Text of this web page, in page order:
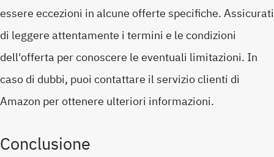
essere eccezioni in alcune offerte specifiche. Assicurati
di leggere attentamente i termini e le condizioni
dell'offerta per conoscere le eventuali limitazioni. In
caso di dubbi, puoi contattare il servizio clienti di
Amazon per ottenere ulteriori informazioni.
Conclusione